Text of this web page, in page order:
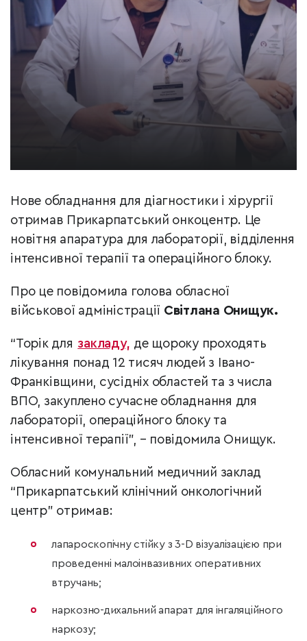
Нове обладнання для діагностики і хірургії
отримав Прикарпатський онкоцентр. Це
новітня апаратура для лабораторії, відділення
інтенсивної терапії та операційного блоку.
Про це повідомила голова обласної
військової адміністрації Світлана Онищук.
“Торік для закладу, де щороку проходять
лікування понад 12 тисяч людей з Івано-
Франківщини, сусідніх областей та з числа
ВПО, закуплено сучасне обладнання для
лабораторії, операційного блоку та
інтенсивної терапії”, – повідомила Онищук.
Обласний комунальний медичний заклад
“Прикарпатський клінічний онкологічний
центр” отримав:
лапароскопічну стійку з 3-D візуалізацією при
проведенні малоінвазивних оперативних
втручань;
наркозно-дихальний апарат для інгаляційного
наркозу;